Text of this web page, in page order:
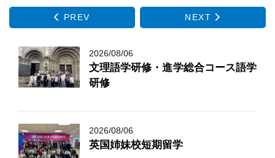
PREV NEXT
2026/08/06
文理語学研修・進学総合コース語学
研修
2026/08/06
英国姉妹校短期留学